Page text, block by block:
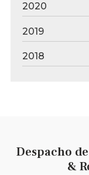
2020
2019
2018
Despacho
&